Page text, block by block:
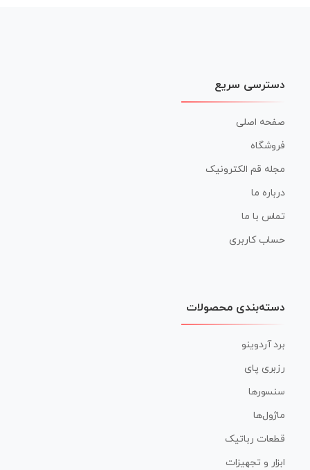
دسترسی سریع
صفحه اصلی
فروشگاه
مجله قم الکترونیک
درباره ما
تماس با ما
حساب کاربری
دسته‌بندی محصولات
برد آردوینو
رزبری پای
سنسورها
ماژول‌ها
قطعات رباتیک
ابزار و تجهیزات